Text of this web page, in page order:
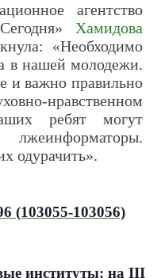
агентство
Хамидова
«Необходимо
в нашей молодежи.
важно правильно
нравственном
ребят могут
одурачить».
(103055-103056)
институты: на III